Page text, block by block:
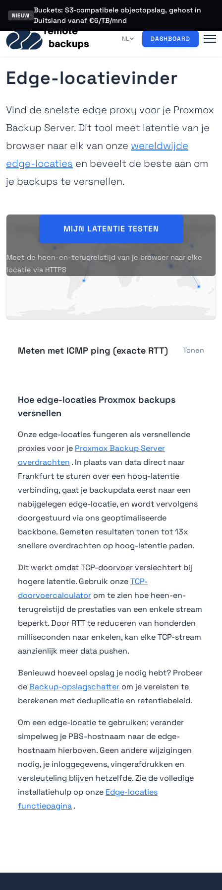
NIEUW
Buckets: S3-compatibele objectopslag, gehost in
Duitsland vanaf €6/TB/mnd
NL DASHBOARD
Edge-locatievinder
Vind de snelste edge proxy voor je Proxmox
Backup Server. Dit tool meet latentie van je
browser naar elk van onze wereldwijde
edge-locaties en beveelt de beste aan om
je backups te versnellen.
MIJN LATENTIE TESTEN
Meet de heen-en-terugreistijd van je browser naar elke
locatie via HTTPS
Meten met ICMP ping (exacte RTT) Tonen
Hoe edge-locaties Proxmox backups
versnellen
Onze edge-locaties fungeren als versnellende
proxies voor je Proxmox Backup Server
overdrachten . In plaats van data direct naar
Frankfurt te sturen over een hoog-latentie
verbinding, gaat je backupdata eerst naar een
nabijgelegen edge-locatie, en wordt vervolgens
doorgestuurd via ons geoptimaliseerde
backbone. Gemeten resultaten tonen tot 13x
snellere overdrachten op hoog-latentie paden.
Dit werkt omdat TCP-doorvoer verslechtert bij
hogere latentie. Gebruik onzeTCP-
doorvoercalculator om te zien hoe heen-en-
terugreistijd de prestaties van een enkele stream
beperkt. Door RTT te reduceren van honderden
milliseconden naar enkelen, kan elke TCP-stream
aanzienlijk meer data pushen.
Benieuwd hoeveel opslag je nodig hebt? Probeer
deBackup-opslagschatter om je vereisten te
berekenen met deduplicatie en retentiebeleid.
Om een edge-locatie te gebruiken: verander
simpelweg je PBS-hostnaam naar de edge-
hostnaam hierboven. Geen andere wijzigingen
nodig, je inloggegevens, vingerafdrukken en
versleuteling blijven hetzelfde. Zie de volledige
installatiehulp op onze Edge-locaties
functiepagina.